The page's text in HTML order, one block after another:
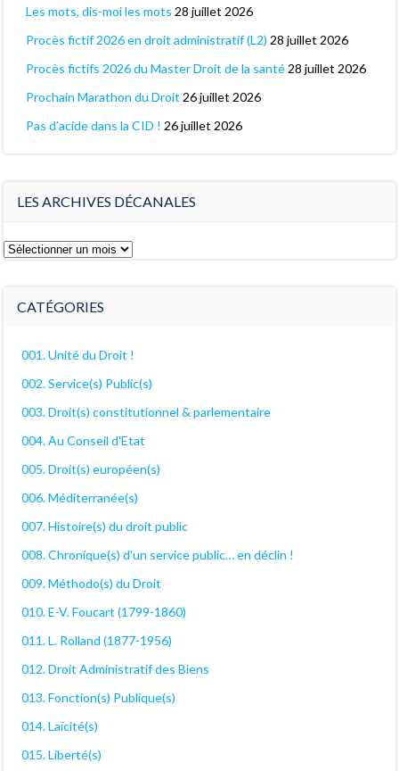
Les mots, dis-moi les mots 28 juillet 2026
Procès fictif 2026 en droit administratif (L2) 28 juillet 2026
Procès fictifs 2026 du Master Droit de la santé 28 juillet 2026
Prochain Marathon du Droit 26 juillet 2026
Pas d’acide dans la CID ! 26 juillet 2026
LES ARCHIVES DÉCANALES
Les
CATÉGORIES
001. Unité du Droit !
002. Service(s) Public(s)
003. Droit(s) constitutionnel & parlementaire
004. Au Conseil d'Etat
005. Droit(s) européen(s)
006. Méditerranée(s)
007. Histoire(s) du droit public
008. Chronique(s) d'un service public… en déclin !
009. Méthodo(s) du Droit
010. E-V. Foucart (1799-1860)
011. L. Rolland (1877-1956)
012. Droit Administratif des Biens
013. Fonction(s) Publique(s)
014. Laïcité(s)
015. Liberté(s)